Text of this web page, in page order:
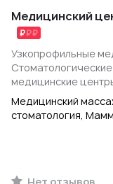
Медицинский
Узкопрофильные
медицинские
Медицинский
стоматология,